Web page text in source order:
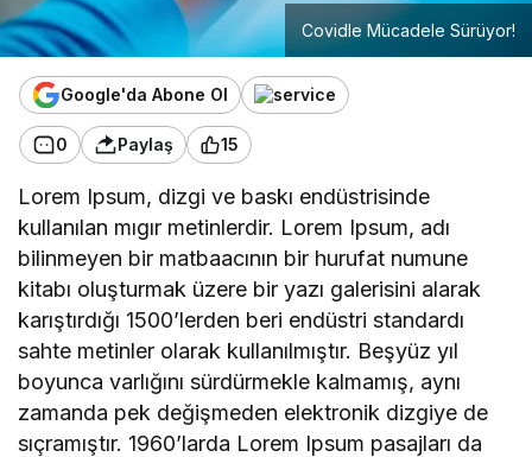
Covidle Mücadele Sürüyor!
Google'da Abone Ol
0 Paylaş 15
Lorem Ipsum, dizgi ve baskı endüstrisinde
kullanılan mıgır metinlerdir. Lorem Ipsum, adı
bilinmeyen bir matbaacının bir hurufat numune
kitabı oluşturmak üzere bir yazı galerisini alarak
karıştırdığı 1500’lerden beri endüstri standardı
sahte metinler olarak kullanılmıştır. Beşyüz yıl
boyunca varlığını sürdürmekle kalmamış, aynı
zamanda pek değişmeden elektronik dizgiye de
sıçramıştır. 1960’larda Lorem Ipsum pasajları da